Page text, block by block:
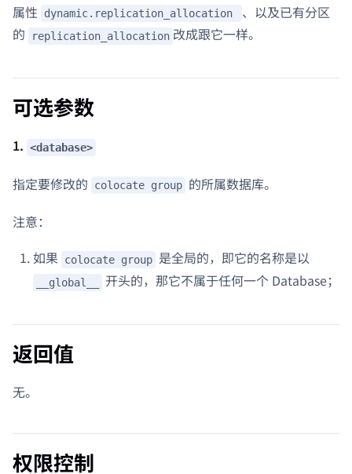
属性
dynamic.replication_allocation
、以及已有分区
的
replication_allocation 改成跟它一样。
可选参数
1. <database>
指定要修改的 colocate group 的所属数据库。
注意：
如果 colocate group 是全局的，即它的名称是以
__global__ 开头的，那它不属于任何一个 Database；
返回值
无。
权限控制